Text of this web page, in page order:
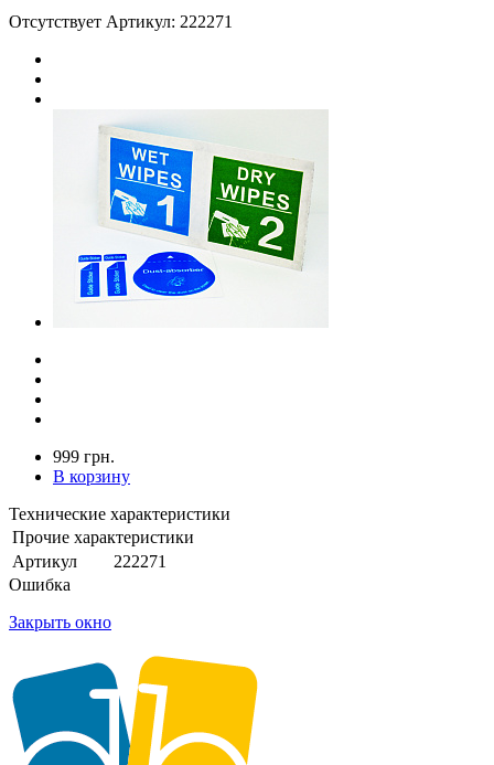
Отсутствует Артикул: 222271
999 грн.
В корзину
Технические характеристики
Прочие характеристики
Артикул
222271
Ошибка
Закрыть окно